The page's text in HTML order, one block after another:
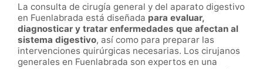
La consulta de cirugía general y del aparato digestivo
en Fuenlabrada está diseñada para evaluar,
diagnosticar y tratar enfermedades que afectan al
sistema digestivo, así como para preparar las
intervenciones quirúrgicas necesarias. Los cirujanos
generales en Fuenlabrada son expertos en una